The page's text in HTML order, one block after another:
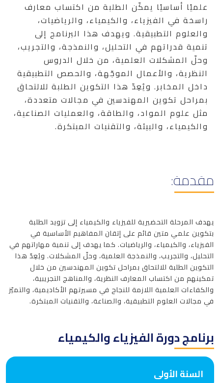
علميًا أساسيًا يمكّن الطلبة من اكتساب معارف
راسخة في الفيزياء، والكيمياء، والرياضيات،
والعلوم التطبيقية. ويهدف هذا البرنامج إلى
تنمية قدراتهم في التحليل، والنمذجة، والتجريب،
وحلّ المشكلات العلمية، من خلال الدروس
النظرية، والأعمال الموجّهة، والحصص التطبيقية
داخل المخابر. ويُعِدّ هذا التكوين الطلبة للالتحاق
بمراحل تكوين المهندسين في مجالات متعددة،
مثل علوم المواد، والطاقة، والعمليات الصناعية،
والكيمياء، والبيئة، والتقنيات المبتكرة.
مقدمة:
يهدف المرحلة التحضيرية للفيزياء والكيمياء إلى تزويد الطلبة
بتكوين علمي متين قائم على إتقان المفاهيم الأساسية في
الفيزياء، والكيمياء، والرياضيات. كما يهدف إلى تنمية مهاراتهم في
التحليل، والتجريب، والنمذجة العلمية، وحلّ المشكلات. ويُعِدّ هذا
التكوين الطلبة للالتحاق بمراحل تكوين المهندسين من خلال
تمكينهم من اكتساب المعارف النظرية، والمناهج التجريبية،
والكفاءات العلمية اللازمة للنجاح في مسيرتهم الأكاديمية، والتميّز
في مجالات العلوم التطبيقية، والصناعة، والتقنيات المبتكرة.
برنامج دورة الفيزياء والكيمياء
السنة الأولى